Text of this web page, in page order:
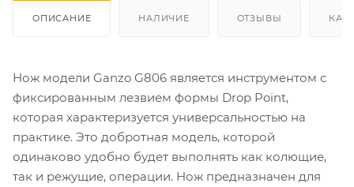
ОПИСАНИЕ НАЛИЧИЕ ОТЗЫВЫ КАК
Нож модели Ganzo G806 является инструментом с
фиксированным лезвием формы Drop Point,
которая характеризуется универсальностью на
практике. Это добротная модель, которой
одинаково удобно будет выполнять как колющие,
так и режущие, операции. Нож предназначен для